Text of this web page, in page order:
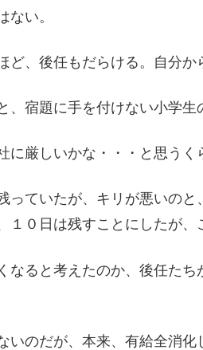
ない。
ど、後任もだらける。自分か
宿題に手を付けない小学生
厳しいかな・・・と思うく
っていたが、キリが悪いの
１０日は残すことにしたが、
なると考えたのか、後任たち
いのだが、本来、有給全消